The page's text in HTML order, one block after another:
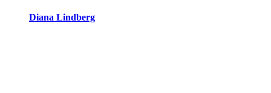
Diana Lindberg